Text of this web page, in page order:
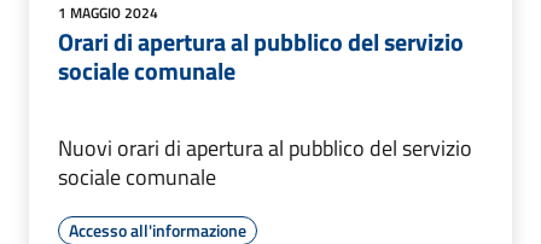
1 MAGGIO 2024
Orari di apertura al pubblico del servizio
sociale comunale
Nuovi orari di apertura al pubblico del servizio
sociale comunale
Accesso all'informazione